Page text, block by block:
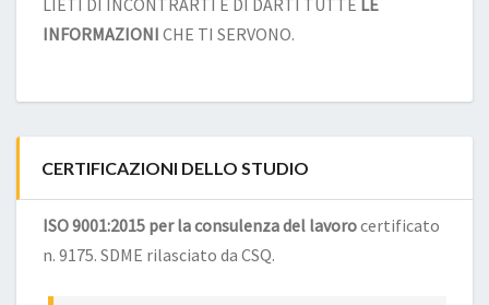
LIETI DI INCONTRARTI E DI DARTI TUTTE LE
INFORMAZIONI CHE TI SERVONO.
CERTIFICAZIONI DELLO STUDIO
ISO 9001:2015 per la consulenza del lavorocertificato
n. 9175. SDME rilasciato da CSQ.